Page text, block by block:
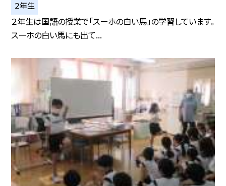
２年生
２年生は国語の授業で「スーホの白い馬」の学習しています。
スーホの白い馬にも出て...